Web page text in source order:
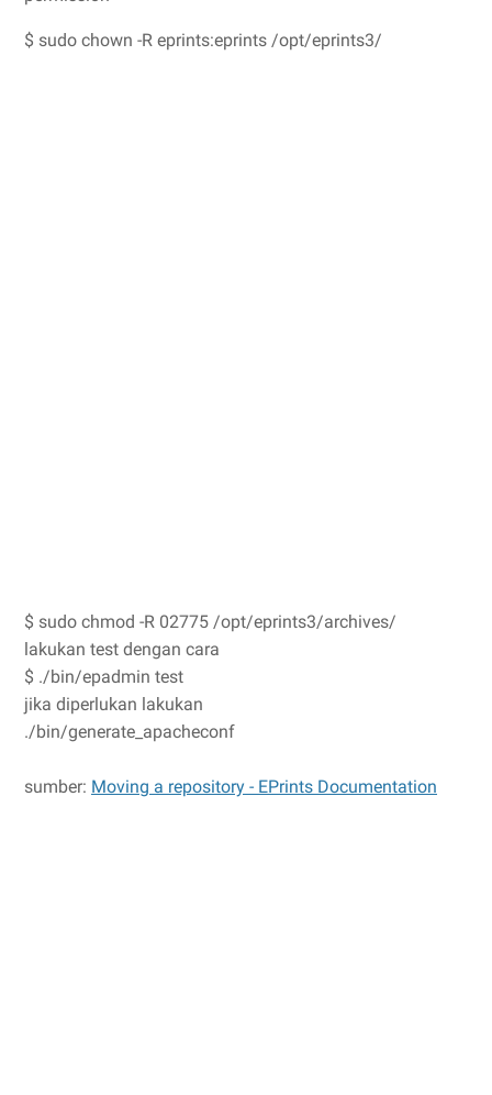
$ sudo chown -R eprints:eprints /opt/eprints3/
$ sudo chmod -R 02775 /opt/eprints3/archives/
lakukan test dengan cara
$ ./bin/epadmin test
jika diperlukan lakukan
./bin/generate_apacheconf
sumber: Moving a repository - EPrints Documentation